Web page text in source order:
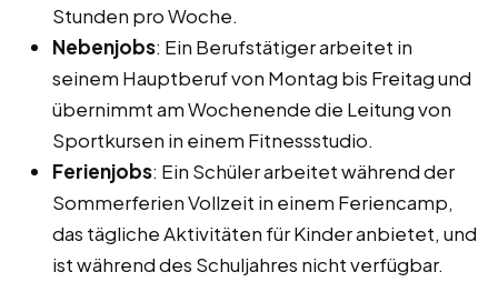
Stunden pro Woche.
Nebenjobs: Ein Berufstätiger arbeitet in
seinem Hauptberuf von Montag bis Freitag und
übernimmt am Wochenende die Leitung von
Sportkursen in einem Fitnessstudio.
Ferienjobs: Ein Schüler arbeitet während der
Sommerferien Vollzeit in einem Feriencamp,
das tägliche Aktivitäten für Kinder anbietet, und
ist während des Schuljahres nicht verfügbar.